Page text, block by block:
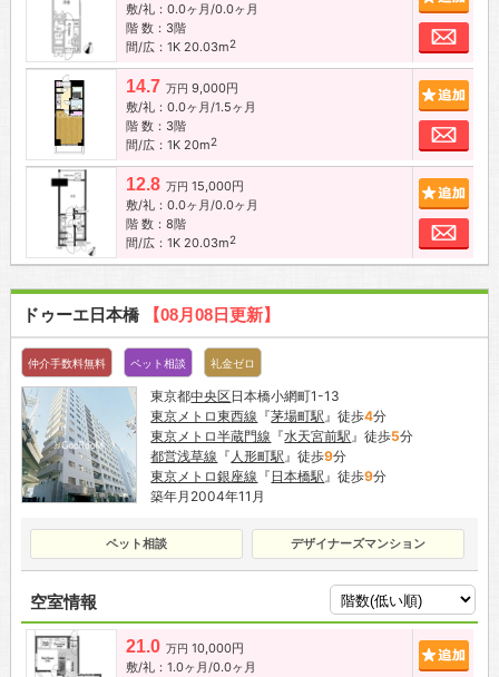
敷/礼：0.0ヶ月/0.0ヶ月
階 数：3階
間/広：1K 20.03m2
お
14.7 万円 9,000円
敷/礼：0.0ヶ月/1.5ヶ月
階 数：3階
間/広：1K 20m2
お
12.8 万円 15,000円
敷/礼：0.0ヶ月/0.0ヶ月
階 数：8階
間/広：1K 20.03m2
お
ドゥーエ日本橋 【08月08日更新】
仲介手数料無料 ペット相談 礼金ゼロ
東京都中央区日本橋小網町1-13
東京メトロ東西線 『茅場町駅』徒歩4分
東京メトロ半蔵門線 『水天宮前駅』徒歩5分
都営浅草線 『 人形町駅』徒歩9分
東京メトロ銀座線 『 日本橋駅』徒歩9分
築年月2004年11月
ペット相談 デザイナーズマンション
空室情報
21.0 万円 10,000円
敷/礼：1.0ヶ月/0.0ヶ月